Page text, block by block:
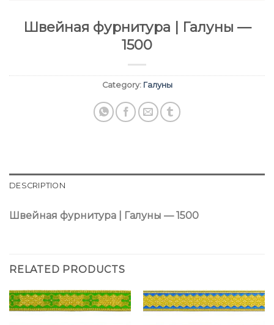
Швейная фурнитура | Галуны —
1500
Category: Галуны
DESCRIPTION
Швейная фурнитура | Галуны — 1500
RELATED PRODUCTS